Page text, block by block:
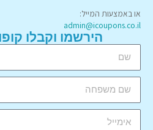
או באמצעות המייל:
admin@icoupons.co.il
הירשמו וקבלו